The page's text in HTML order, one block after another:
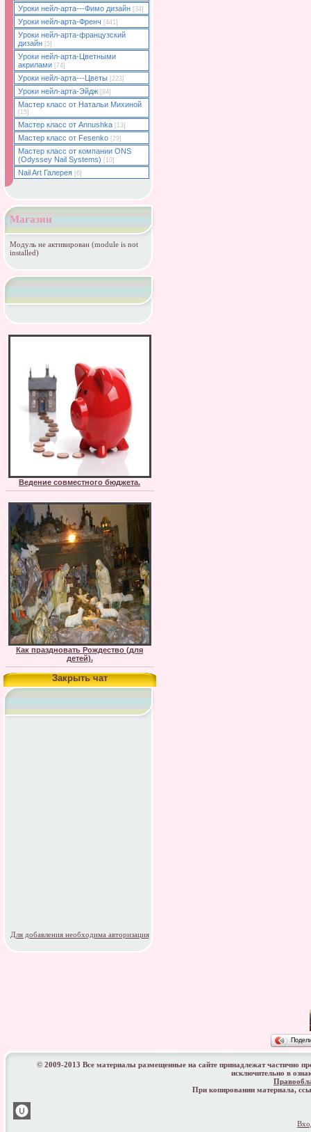
Уроки нейл-арта---Фимо дизайн [34]
Уроки нейл-арта-Френч [441]
Уроки нейл-арта-французский
дизайн
[5]
Уроки нейл-арта-Цветными
акрилами
[74]
Уроки нейл-арта---Цветы [223]
Уроки нейл-арта-Эйдж [84]
Мастер класс от Натальи Михиной
[15]
Мастер класс от Annushka [13]
Мастер класс от Fesenko [29]
Мастер класс от компании ONS
(Odyssey Nail Systems)
[10]
Nail Art Галерея [6]
Магазин
Модуль не активирован (module is not
installed)
Ведение совместного бюджета.
Как праздновать Рождество (для
детей).
Закрыть чат
Для добавления необходима авторизация
© 2009-2013 Все материалы размещенные на сайте принадлежат частично
исключительно в
При копировании материала,